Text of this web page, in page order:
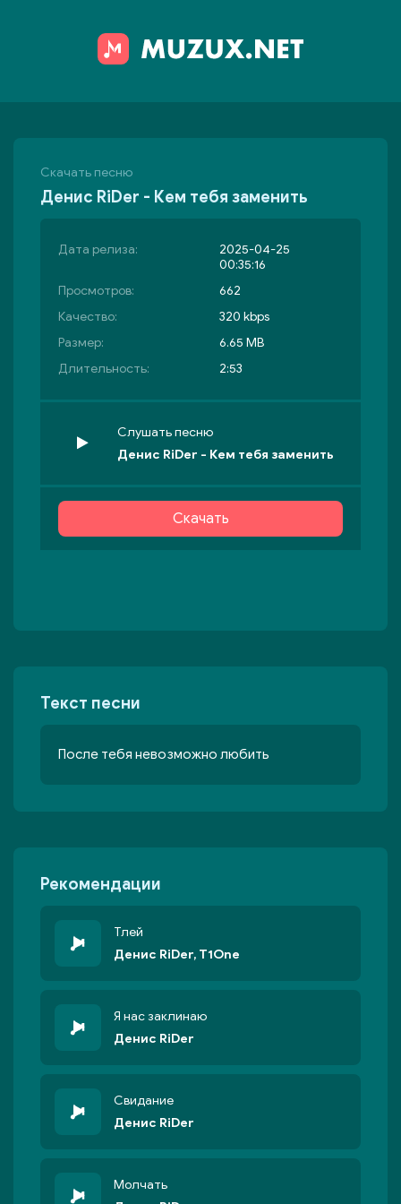
Скачать песню
Денис RiDer - Кем тебя заменить
Дата релиза:
2025-04-25
00:35:16
Просмотров:
662
Качество:
320 kbps
Размер:
6.65 MB
Длительность:
2:53
Слушать песню
Денис RiDer - Кем тебя заменить
Скачать
Текст песни
После тебя невозможно любить
Рекомендации
Тлей
Денис RiDer, T1One
Я нас заклинаю
Денис RiDer
Свидание
Денис RiDer
Молчать